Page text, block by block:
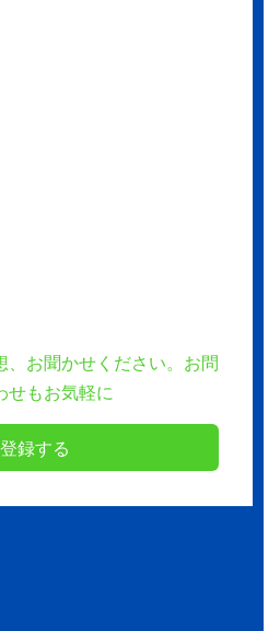
、お聞かせください。お問
せもお気軽に
登録する